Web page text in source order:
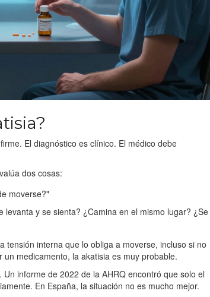
El diagnóstico es clínico. El médico debe
dos cosas:
moverse?"
y se sienta? ¿Camina en el mismo lugar? ¿Se
tensión interna que lo obliga a moverse, incluso si no
medicamento, la akatisia es muy probable.
informe de 2022 de la AHRQ encontró que solo el
En España, la situación no es mucho mejor.